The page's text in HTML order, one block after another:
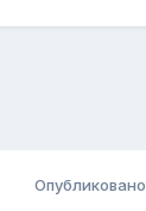
Опубликовано